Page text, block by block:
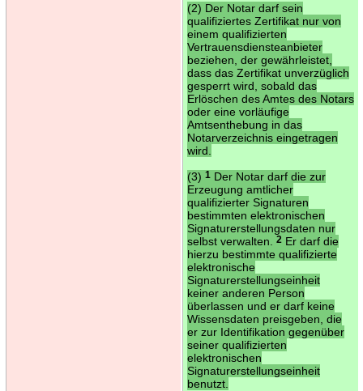
(2) Der Notar darf sein
qualifiziertes Zertifikat nur von
einem qualifizierten
Vertrauensdiensteanbieter
beziehen, der gewährleistet,
dass das Zertifikat unverzüglich
gesperrt wird, sobald das
Erlöschen des Amtes des Notars
oder eine vorläufige
Amtsenthebung in das
Notarverzeichnis eingetragen
wird.
(3) 1Der Notar darf die zur
Erzeugung amtlicher
qualifizierter Signaturen
bestimmten elektronischen
Signaturerstellungsdaten nur
selbst verwalten.
2Er darf die
hierzu bestimmte qualifizierte
elektronische
Signaturerstellungseinheit
keiner anderen Person
überlassen und er darf keine
Wissensdaten preisgeben, die
er zur Identifikation gegenüber
seiner qualifizierten
elektronischen
Signaturerstellungseinheit
benutzt.